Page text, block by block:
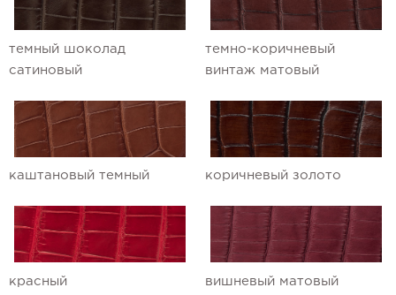
темный шоколад
сатиновый
темно-коричневый
винтаж матовый
каштановый темный коричневый золото
красный вишневый матовый
Ремешки для часов Ulysse Nardin
Ремешки для часов Vacheron
Ремешки для часов Zenith